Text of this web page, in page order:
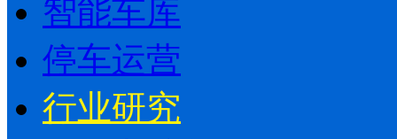
智能车库
停车运营
行业研究